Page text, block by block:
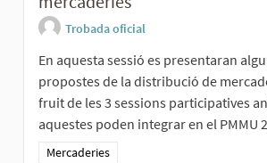
Trobada oficial
En aquesta sessió es presentaran
propostes de la distribució de
fruit de les 3 sessions participatives
aquestes poden integrar en el PMMU
Resultats al filtrar per la categoria:
Mercaderies